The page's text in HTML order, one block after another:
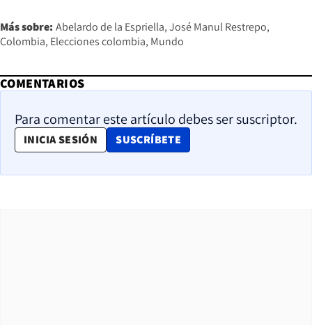
Más sobre: Abelardo de la Espriella José Manul Restrepo
Colombia Elecciones colombia Mundo
COMENTARIOS
Para comentar este artículo debes ser suscriptor.
INICIA SESIÓN SUSCRÍBETE
OPENS IN NEW WINDOW